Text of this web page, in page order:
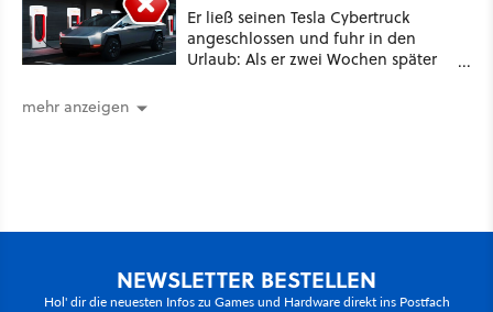
Er ließ seinen Tesla Cybertruck
angeschlossen und fuhr in den
Urlaub: Als er zwei Wochen später
mehr anzeigen
NEWSLETTER BESTELLEN
Hol' dir die neuesten Infos zu Games und Hardware direkt ins Postfach